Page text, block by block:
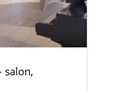
salon,